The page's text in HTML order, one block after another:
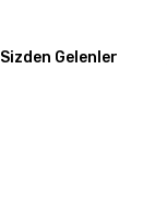
Sizden Gelenler